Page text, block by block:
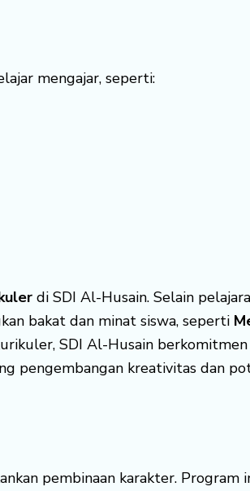
mengajar, seperti:
di SDI Al-Husain. Selain
bakat dan minat siswa, seperti
SDI Al-Husain
pengembangan kreativitas dan
pembinaan karakter.